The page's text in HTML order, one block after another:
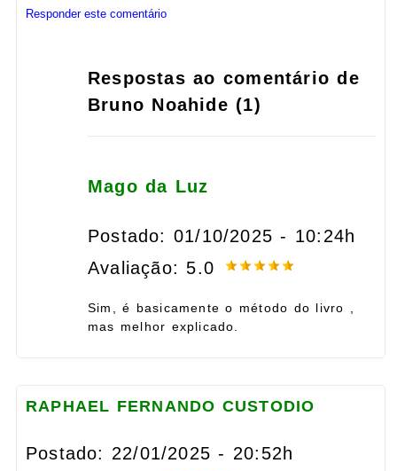
Responder este comentário
Respostas ao comentário de
Bruno Noahide (1)
Mago da Luz
Postado: 01/10/2025 - 10:24h
Avaliação: 5.0
Sim, é basicamente o método do livro ,
mas melhor explicado.
RAPHAEL FERNANDO CUSTODIO
Postado: 22/01/2025 - 20:52h